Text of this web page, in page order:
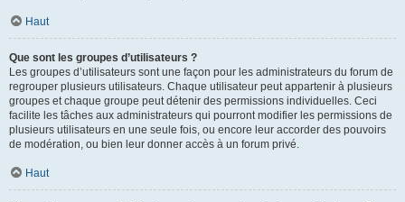
Haut
Que sont les groupes d’utilisateurs ?
Les groupes d’utilisateurs sont une façon pour les administrateurs du forum de
regrouper plusieurs utilisateurs. Chaque utilisateur peut appartenir à plusieurs
groupes et chaque groupe peut détenir des permissions individuelles. Ceci
facilite les tâches aux administrateurs qui pourront modifier les permissions de
plusieurs utilisateurs en une seule fois, ou encore leur accorder des pouvoirs
de modération, ou bien leur donner accès à un forum privé.
Haut